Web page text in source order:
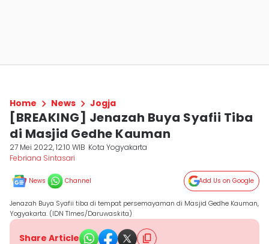
Home News Jogja
[BREAKING] Jenazah Buya Syafii Tiba
di Masjid Gedhe Kauman
27 Mei 2022, 12:10 WIB Kota Yogyakarta
Febriana Sintasari
News Channel Add Us on Google
Jenazah Buya Syafii tiba di tempat persemayaman di Masjid Gedhe Kauman,
Yogyakarta. (IDN TImes/Daruwaskita)
Share Article